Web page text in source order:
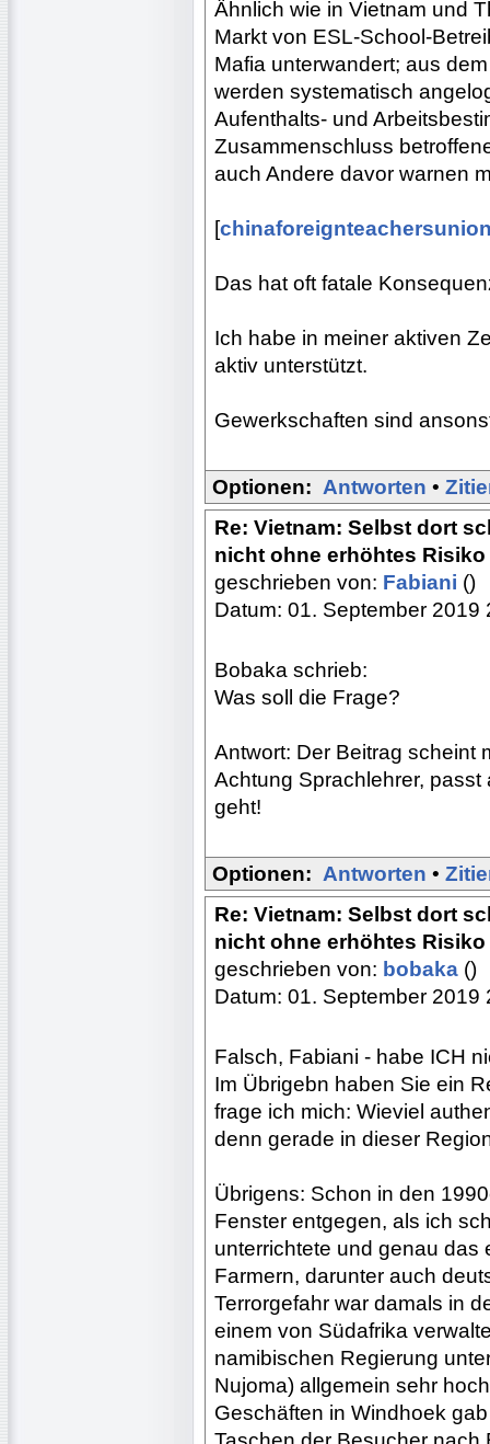
Ähnlich wie in Vietnam und
Markt von ESL-School-
Mafia unterwandert; aus
werden systematisch
Aufenthalts- und
Zusammenschluss
auch Andere davor warnen
[
Das hat oft fatale
Ich habe in meiner aktiven
aktiv unterstützt.
Gewerkschaften sind
Optionen: Antworten •
Re: Vietnam: Selbst dort
nicht ohne erhöhtes
geschrieben von: Fabiani ()
Datum: 01. September 2019
Bobaka schrieb:
Was soll die Frage?
Antwort: Der Beitrag scheint
Achtung Sprachlehrer,
geht!
Optionen: Antworten •
Re: Vietnam: Selbst dort
nicht ohne erhöhtes
geschrieben von: bobaka ()
Datum: 01. September 2019
Falsch, Fabiani - habe ICH
Im Übrigebn haben Sie ein
frage ich mich: Wieviel
denn gerade in dieser
Übrigens: Schon in den
Fenster entgegen, als ich
unterrichtete und genau
Farmern, darunter auch
Terrorgefahr war damals in
einem von Südafrika
namibischen Regierung
Nujoma) allgemein sehr
Geschäften in Windhoek